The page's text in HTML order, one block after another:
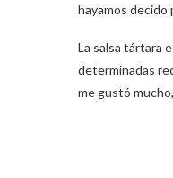
hayamos decido
La salsa tártara
determinadas
me gustó